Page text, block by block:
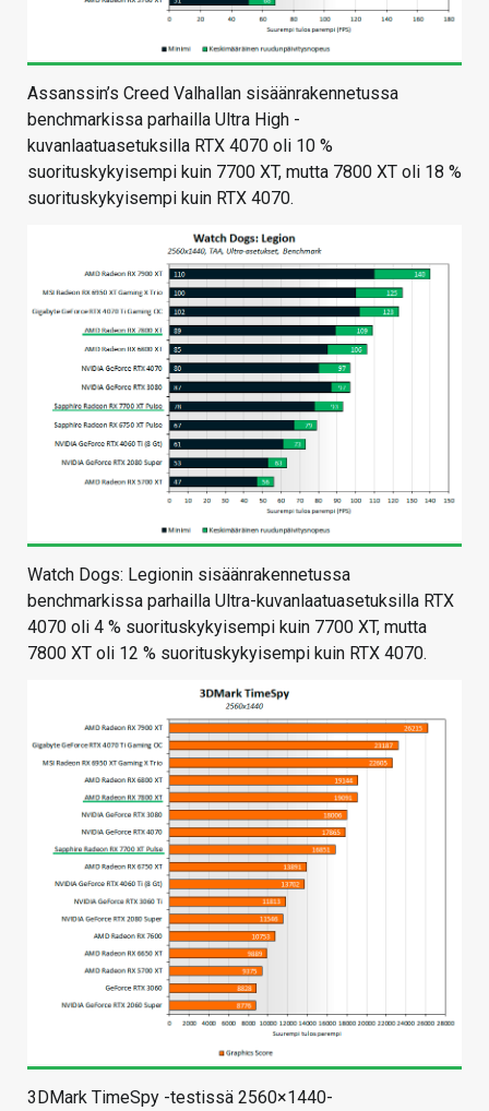
Assanssin’s Creed Valhallan sisäänrakennetussa
benchmarkissa parhailla Ultra High -
kuvanlaatuasetuksilla RTX 4070 oli 10 %
suorituskykyisempi kuin 7700 XT, mutta 7800 XT oli 18 %
suorituskykyisempi kuin RTX 4070.
Watch Dogs: Legionin sisäänrakennetussa
benchmarkissa parhailla Ultra-kuvanlaatuasetuksilla RTX
4070 oli 4 % suorituskykyisempi kuin 7700 XT, mutta
7800 XT oli 12 % suorituskykyisempi kuin RTX 4070.
3DMark TimeSpy -testissä 2560×1440-